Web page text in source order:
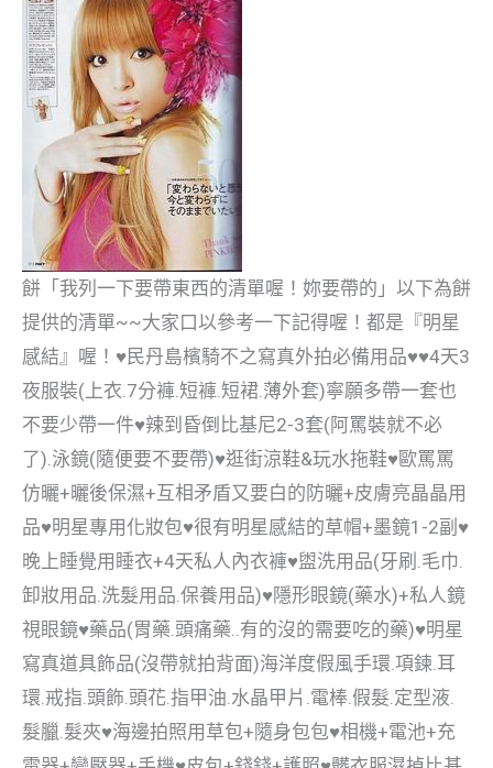
餅「我列一下要帶東西的清單喔！妳要帶的」以下為餅
提供的清單~~大家口以參考一下記得喔！都是『明星
感結』喔！♥民丹島檳騎不之寫真外拍必備用品♥♥4天3
夜服裝(上衣.7分褲.短褲.短裙.薄外套)寧願多帶一套也
不要少帶一件♥辣到昏倒比基尼2-3套(阿罵裝就不必
了).泳鏡(隨便要不要帶)♥逛街涼鞋&玩水拖鞋♥歐罵罵
仿曬+曬後保濕+互相矛盾又要白的防曬+皮膚亮晶晶用
品♥明星專用化妝包♥很有明星感結的草帽+墨鏡1-2副♥
晚上睡覺用睡衣+4天私人內衣褲♥盥洗用品(牙刷.毛巾.
卸妝用品.洗髮用品.保養用品)♥隱形眼鏡(藥水)+私人鏡
視眼鏡♥藥品(胃藥.頭痛藥..有的沒的需要吃的藥)♥明星
寫真道具飾品(沒帶就拍背面)海洋度假風手環.項鍊.耳
環.戒指.頭飾.頭花.指甲油.水晶甲片.電棒.假髮.定型液.
髮臘.髮夾♥海邊拍照用草包+隨身包包♥相機+電池+充